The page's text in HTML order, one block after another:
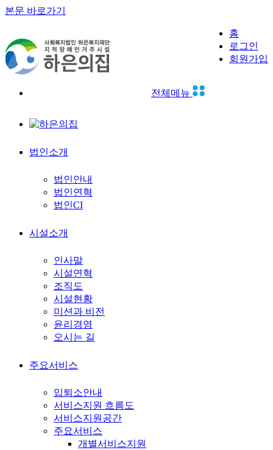
본문 바로가기
홈
로그인
회원가입
하은의집
검색
전체메뉴
법인소개
법인안내
법인연혁
법인CI
시설소개
인사말
시설연혁
조직도
시설현황
미션과 비전
윤리경영
오시는 길
주요서비스
입퇴소안내
서비스지원 흐름도
서비스지원공간
주요서비스
개별서비스지원